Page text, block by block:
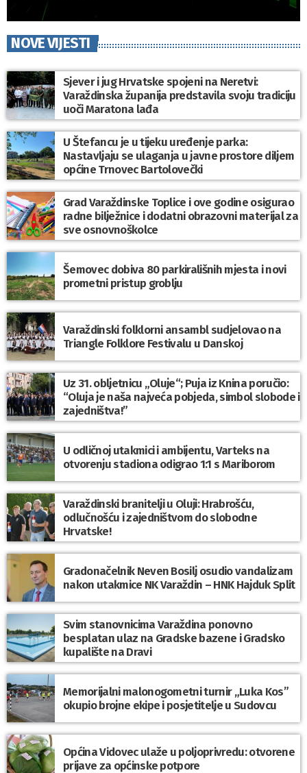
NOVE VIJESTI
Sjever i jug Hrvatske spojeni na Neretvi:
Varaždinska županija predstavila svoju tradiciju
uoči Maratona lađa
U Štefancu je u tijeku uređenje parka:
Nastavljaju se ulaganja u javne prostore diljem
općine Trnovec Bartolovečki
Grad Varaždinske Toplice i ove godine osigurao
radne bilježnice i dodatni obrazovni materijal za
sve osnovnoškolce
Šemovec dobiva 80 parkirališnih mjesta i novi
prometni pristup groblju
Varaždinski folklorni ansambl sudjelovao na
Triangle Folklore Festivalu u Danskoj
Uz 31. obljetnicu „Oluje“; Puja iz Knina poručio:
“Oluja je naša najveća pobjeda, simbol slobode i
zajedništva!”
U odličnoj utakmici i ambijentu, Varteks na
otvorenju stadiona odigrao 1:1 s Mariborom
Varaždinski branitelji u Oluji: Hrabrošću,
odlučnošću i zajedništvom do slobodne
Hrvatske!
Gradonačelnik Neven Bosilj osudio vandalizam
nakon utakmice NK Varaždin – HNK Hajduk Split
Svim stanovnicima Varaždina ponovno
besplatan ulaz na Gradske bazene i Gradsko
kupalište na Dravi
Memorijalni malonogometni turnir „Luka Kos”
okupio brojne ekipe i posjetitelje u Sudovcu
Općina Vidovec ulaže u poljoprivredu: otvorene
prijave za općinske potpore